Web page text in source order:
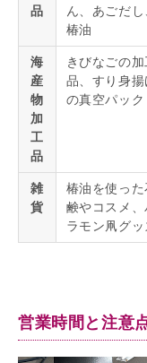
品
ん、あごだし
椿油
海
産
物
加
工
品
きびなごの加
品、すり身揚
の真空パック
雑
貨
椿油を使った
鹸やコスメ、
ラモン凧グッ
営業時間と注意